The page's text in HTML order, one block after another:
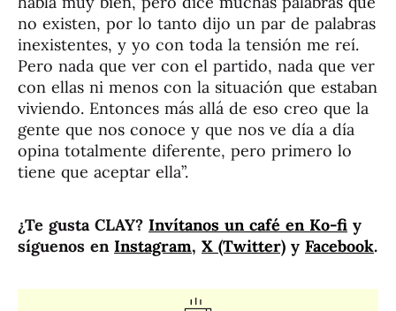
no existen, por lo tanto dijo un par de palabras
inexistentes, y yo con toda la tensión me reí.
Pero nada que ver con el partido, nada que ver
con ellas ni menos con la situación que estaban
viviendo. Entonces más allá de eso creo que la
gente que nos conoce y que nos ve día a día
opina totalmente diferente, pero primero lo
tiene que aceptar ella”.
¿Te gusta CLAY? Invítanos un café en Ko-fi y
síguenos en Instagram, X (Twitter) y Facebook.